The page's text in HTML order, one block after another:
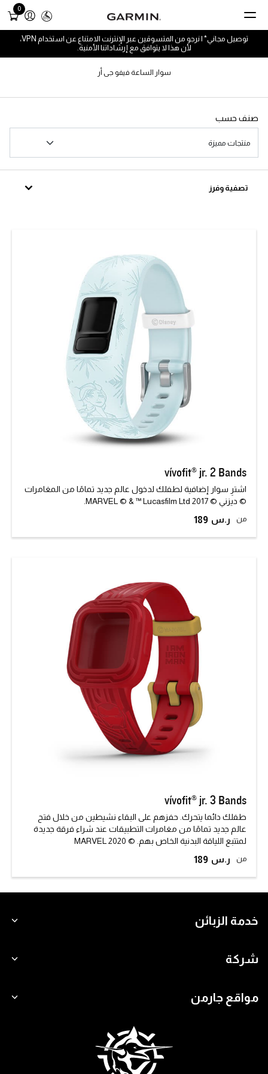
0
توصيل مجاني* | نرجو من المتسوقين عبر الإنترنت الامتناع عن استخدام VPN،
لأن هذا لا يتوافق مع إرشاداتنا الأمنية.
سوار الساعة فيفو جى أر
صنف حسب
تصفية وفرز
vívofit® jr. 2 Bands
اشترِ سوار إضافية لطفلك لدخول عالم جديد تمامًا من المغامرات
© ديزني © 2017 MARVEL © & ™ Lucasfilm Ltd.
من 189
vívofit® jr. 3 Bands
طفلك دائما يتحرك. حفزهم على البقاء نشيطين من خلال فتح
عالم جديد تمامًا من مغامرات التطبيقات عند شراء فرقة جديدة
لمتتبع اللياقة البدنية الخاص بهم. © 2020 MARVEL
من 189
خدمة الزبائن
شركة
مواقع جارمن